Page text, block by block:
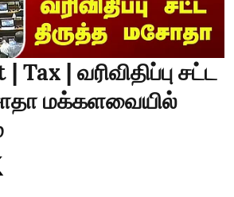
| வரிவிதிப்பு சட்ட
மக்களவையில்